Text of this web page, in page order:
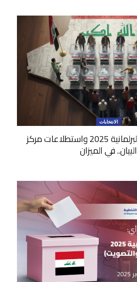
الانتخابات
نتائج الانتخابات البرلمانية 2025 واستطلاعات مركز
البيان.. في الميزان